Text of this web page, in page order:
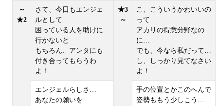
～
★2
さて、今日もエンジェ
ルとして
困っている人を助けに
行かないと
もちろん、アンタにも
付き合ってもらうわ
よ！
★3
～
こ、こういうかわいいの
って
アカリの得意分野なの
に…
でも、今なら私だって…
し、しっかり見てなさい
よ！
エンジェルらしさ…
あなたの願いを
手の位置とかこのへんで
姿勢ももう少しこう…